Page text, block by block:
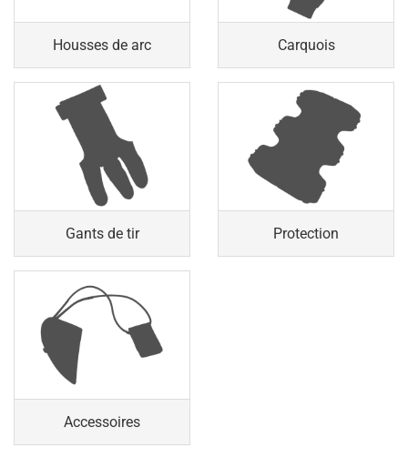
Housses de arc Carquois
Gants de tir Protection
Accessoires